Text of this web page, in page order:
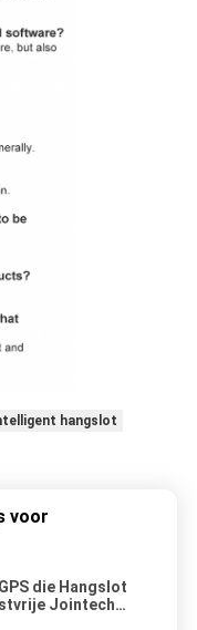
hangslot
voor
die Hangslot
Jointech